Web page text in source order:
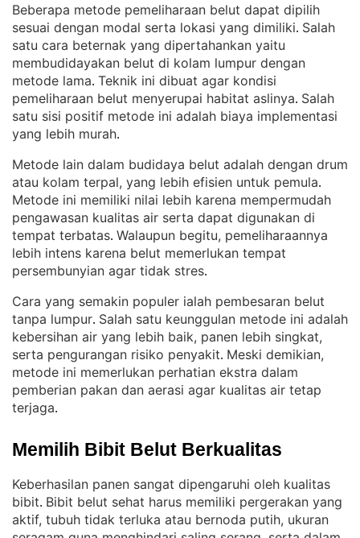
Beberapa metode pemeliharaan belut dapat dipilih
sesuai dengan modal serta lokasi yang dimiliki. Salah
satu cara beternak yang dipertahankan yaitu
membudidayakan belut di kolam lumpur dengan
metode lama. Teknik ini dibuat agar kondisi
pemeliharaan belut menyerupai habitat aslinya. Salah
satu sisi positif metode ini adalah biaya implementasi
yang lebih murah.
Metode lain dalam budidaya belut adalah dengan drum
atau kolam terpal, yang lebih efisien untuk pemula
Metode ini memiliki nilai lebih karena mempermudah
pengawasan kualitas air serta dapat digunakan di
tempat terbatas. Walaupun begitu, pemeliharaannya
lebih intens karena belut memerlukan tempat
persembunyian agar tidak stres.
Cara yang semakin populer ialah pembesaran belut
tanpa lumpur. Salah satu keunggulan metode ini adalah
kebersihan air yang lebih baik, panen lebih singkat,
serta pengurangan risiko penyakit. Meski demikian,
metode ini memerlukan perhatian ekstra dalam
pemberian pakan dan aerasi agar kualitas air tetap
terjaga.
Memilih Bibit Belut Berkualitas
Keberhasilan panen sangat dipengaruhi oleh kualitas
bibit. Bibit belut sehat harus memiliki pergerakan yang
aktif, tubuh tidak terluka atau bernoda putih, ukuran